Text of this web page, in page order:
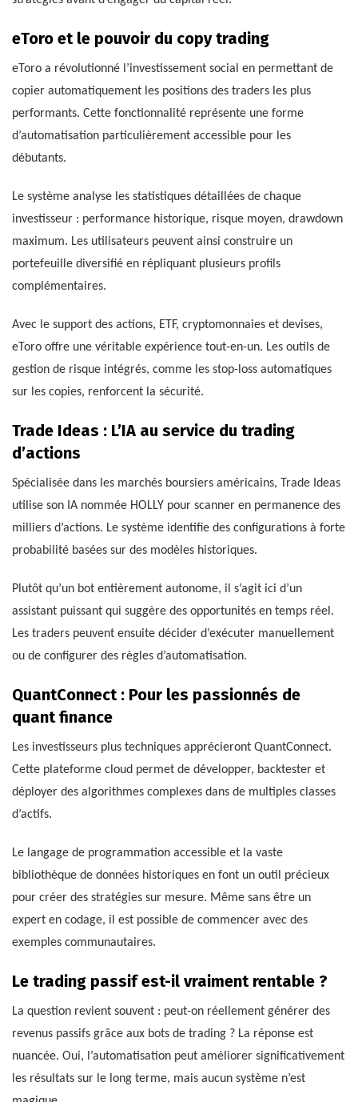
eToro et le pouvoir du copy trading
eToro a révolutionné l’investissement social en permettant de
copier automatiquement les positions des traders les plus
performants. Cette fonctionnalité représente une forme
d’automatisation particulièrement accessible pour les
débutants.
Le système analyse les statistiques détaillées de chaque
investisseur : performance historique, risque moyen, drawdown
maximum. Les utilisateurs peuvent ainsi construire un
portefeuille diversifié en répliquant plusieurs profils
complémentaires.
Avec le support des actions, ETF, cryptomonnaies et devises,
eToro offre une véritable expérience tout-en-un. Les outils de
gestion de risque intégrés, comme les stop-loss automatiques
sur les copies, renforcent la sécurité.
Trade Ideas : L’IA au service du trading
d’actions
Spécialisée dans les marchés boursiers américains, Trade Ideas
utilise son IA nommée HOLLY pour scanner en permanence des
milliers d’actions. Le système identifie des configurations à forte
probabilité basées sur des modèles historiques.
Plutôt qu’un bot entièrement autonome, il s’agit ici d’un
assistant puissant qui suggère des opportunités en temps réel.
Les traders peuvent ensuite décider d’exécuter manuellement
ou de configurer des règles d’automatisation.
QuantConnect : Pour les passionnés de
quant finance
Les investisseurs plus techniques apprécieront QuantConnect.
Cette plateforme cloud permet de développer, backtester et
déployer des algorithmes complexes dans de multiples classes
d’actifs.
Le langage de programmation accessible et la vaste
bibliothèque de données historiques en font un outil précieux
pour créer des stratégies sur mesure. Même sans être un
expert en codage, il est possible de commencer avec des
exemples communautaires.
Le trading passif est-il vraiment rentable ?
La question revient souvent : peut-on réellement générer des
revenus passifs grâce aux bots de trading ? La réponse est
nuancée. Oui, l’automatisation peut améliorer significativement
les résultats sur le long terme, mais aucun système n’est